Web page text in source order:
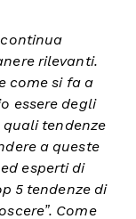
rilevanti.
come si fa a
essere degli
quali tendenze
a queste
esperti di
5 tendenze di
Come